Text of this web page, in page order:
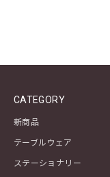
CATEGORY
新商品
テーブルウェア
ステーショナリー